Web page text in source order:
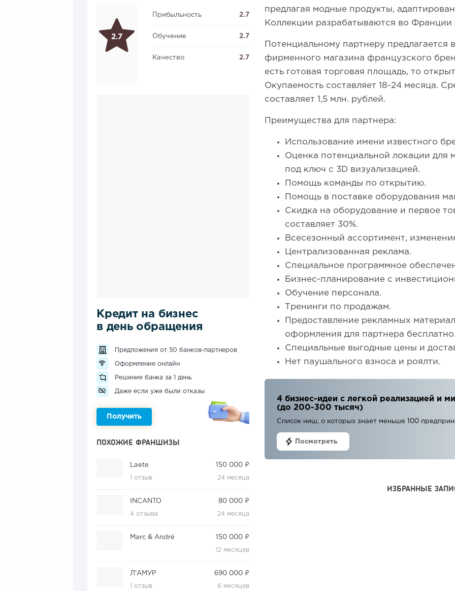
2.7
Прибыльность 2.7
Обучение 2.7
Качество 2.7
Кредит на бизнес
в день обращения
Предложения от 50 банков-партнеров
Оформление онлайн
Решение банка за 1 день
Даже если уже были отказы
Получить
ПОХОЖИЕ ФРАНШИЗЫ
Laete
1 отзыв
150 000 ₽
24 месяца
INCANTO
4 отзыва
80 000 ₽
24 месяца
Marc & André 150 000 ₽
12 месяцев
Л'АМУР
1 отзыв
690 000 ₽
6 месяцев
предлагая модные продукты,
Коллекции разрабатываются во Франции
Потенциальному партнеру предлагается
фирменного магазина французского
есть готовая торговая площадь, то
Окупаемость составляет 18-24 месяца.
составляет 1,5 млн. рублей.
Преимущества для партнера:
Использование имени известного
Оценка потенциальной локации для
под ключ с 3D визуализацией.
Помощь команды по открытию.
Помощь в поставке оборудования
Скидка на оборудование и первое
составляет 30%.
Всесезонный ассортимент,
Централизованная реклама.
Специальное программное
Бизнес-планирование с
Обучение персонала.
Тренинги по продажам.
Предоставление рекламных
оформления для партнера бесплатно.
Специальные выгодные цены и
Нет паушального взноса и роялти.
4 бизнес-идеи с легкой реализацией и
(до 200-300 тысяч)
Список ниш, о которых знает меньше 100
Посмотреть
ИЗБРАННЫЕ